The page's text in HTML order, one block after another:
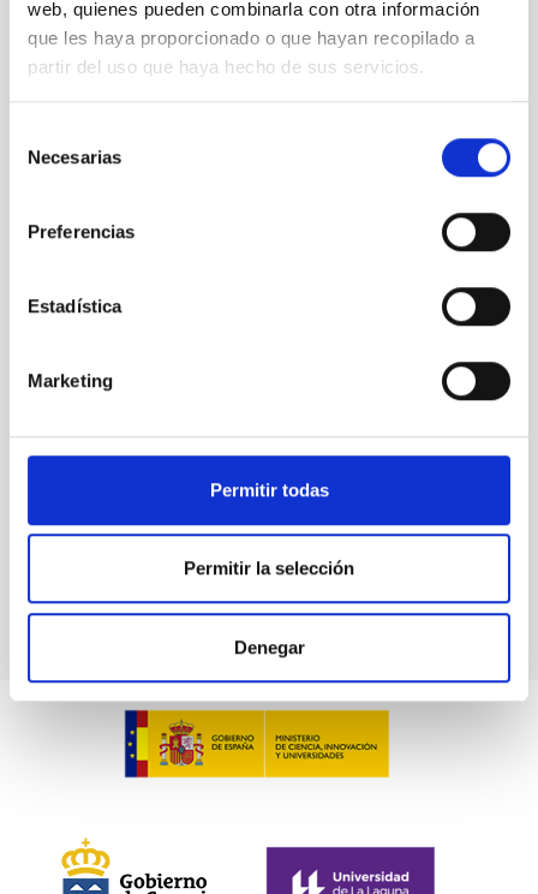
web, quienes pueden combinarla con otra información
que les haya proporcionado o que hayan recopilado a
partir del uso que haya hecho de sus servicios.
Necesarias
Preferencias
Estadística
Marketing
Permitir todas
Permitir la selección
Denegar
Oportunidades de Empleo